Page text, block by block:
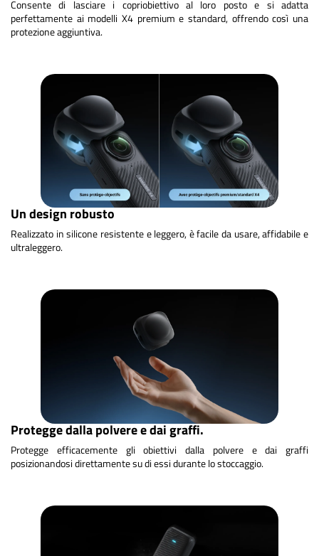
Consente di lasciare i copriobiettivo al loro posto e si adatta
perfettamente ai modelli X4 premium e standard, offrendo così una
protezione aggiuntiva.
Un design robusto
Realizzato in silicone resistente e leggero, è facile da usare, affidabile e
ultraleggero.
Protegge dalla polvere e dai graffi.
Protegge efficacemente gli obiettivi dalla polvere e dai graffi
posizionandosi direttamente su di essi durante lo stoccaggio.